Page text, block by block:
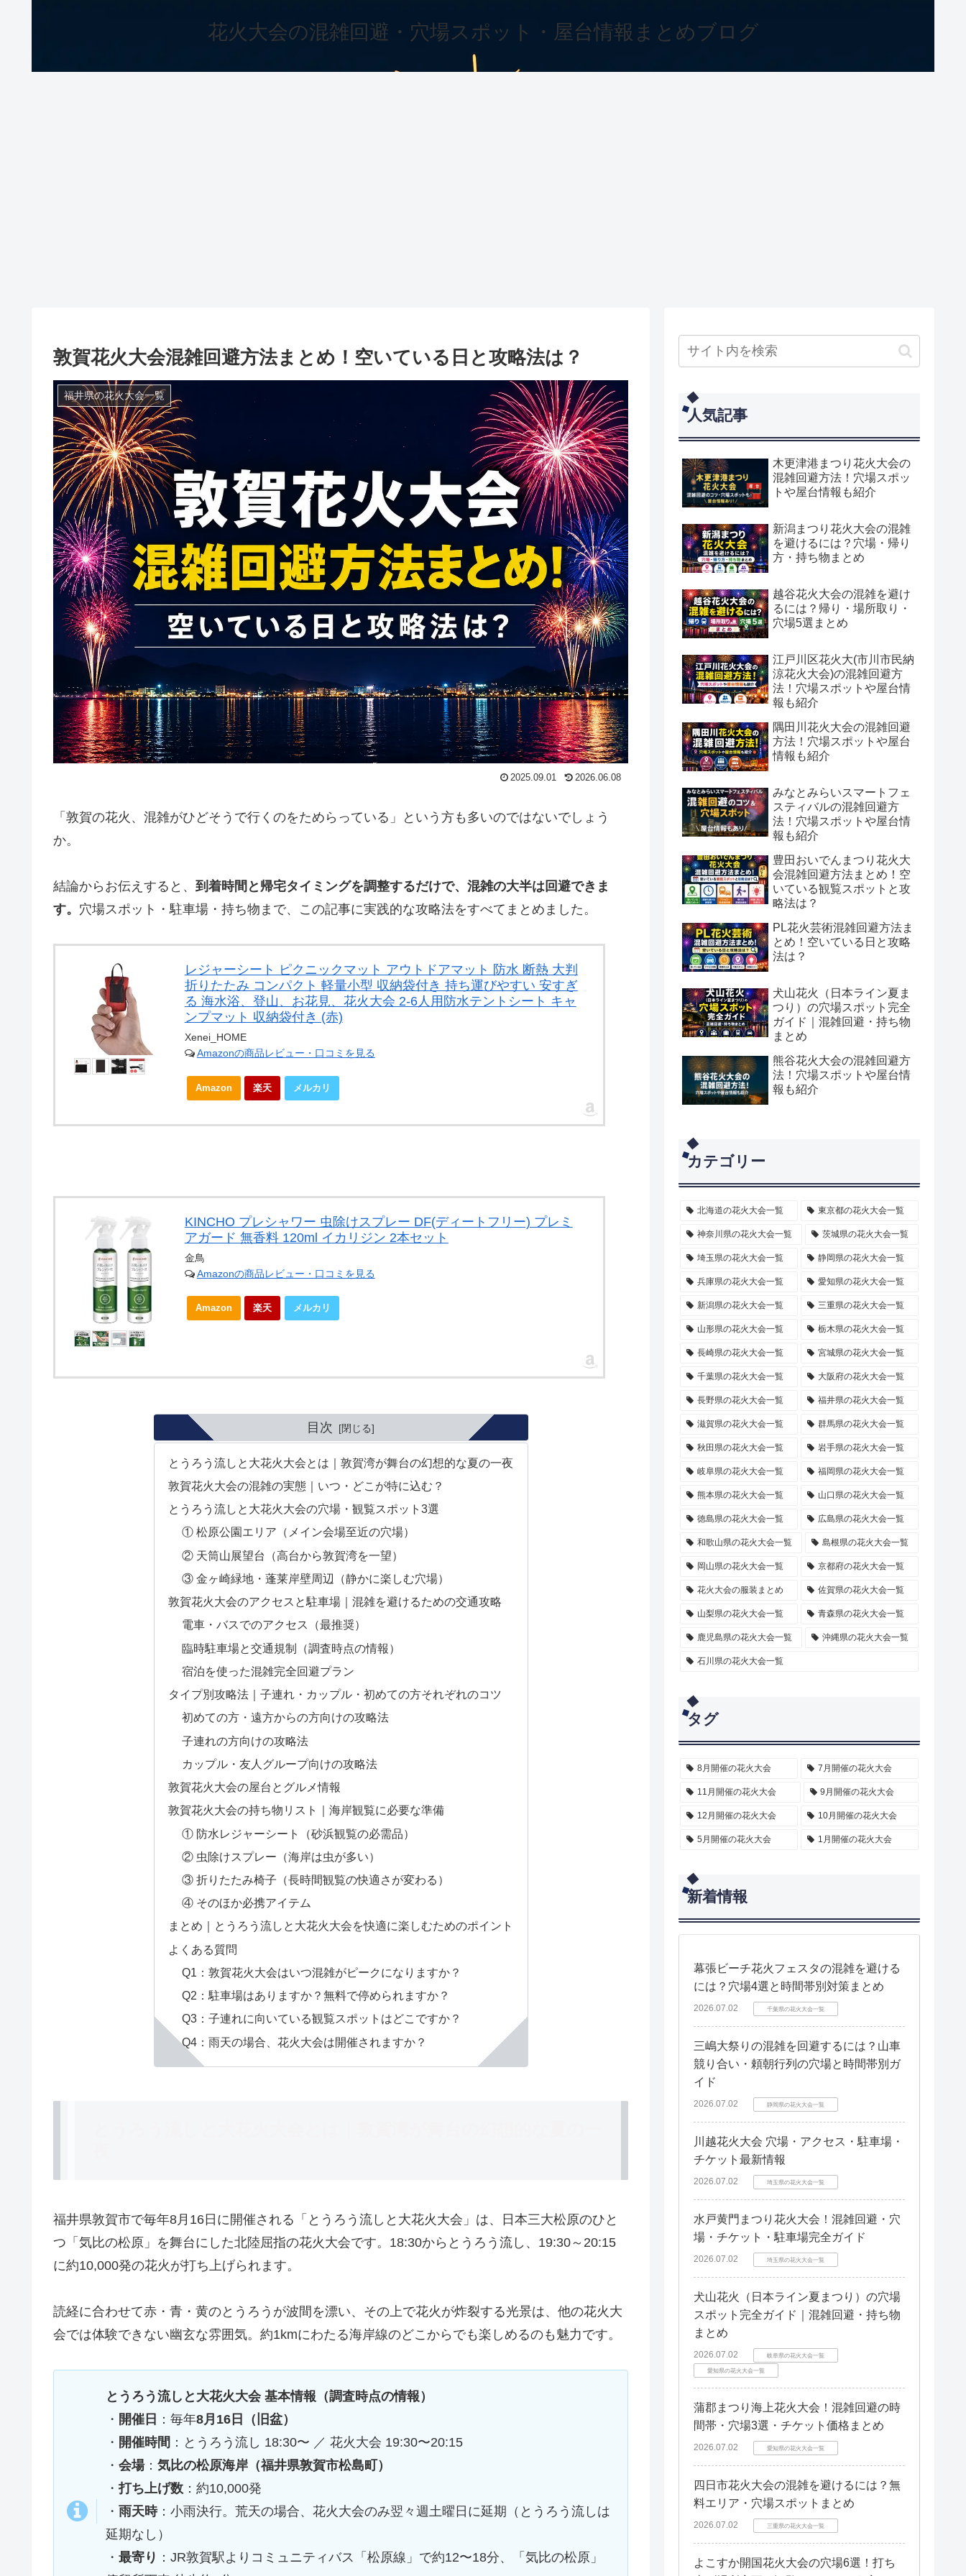
花火大会の混雑回避・穴場スポット・屋台情報まとめブログ
敦賀花火大会混雑回避方法まとめ！空いている日と攻略法は？
福井県の花火大会一覧
2025.09.01 2026.06.08
「敦賀の花火、混雑がひどそうで行くのをためらっている」という方も多いのではないでしょう
か。
結論からお伝えすると、 到着時間と帰宅タイミングを調整するだけで、混雑の大半は回避できま
す。 穴場スポット・駐車場・持ち物まで、この記事に実践的な攻略法をすべてまとめました。
レジャーシート ピクニックマット アウトドアマット 防水 断熱 大判
折りたたみ コンパクト 軽量小型 収納袋付き 持ち運びやすい 安すぎ
る 海水浴、登山、お花見、花火大会 2-6人用防水テントシート キャ
ンプマット 収納袋付き (赤)
Xenei_HOME
Amazonの商品レビュー・口コミを見る
Amazon 楽天 メルカリ
KINCHO プレシャワー 虫除けスプレー DF(ディートフリー) プレミ
アガード 無香料 120ml イカリジン 2本セット
金鳥
Amazonの商品レビュー・口コミを見る
Amazon 楽天 メルカリ
目次
とうろう流しと大花火大会とは｜敦賀湾が舞台の幻想的な夏の一夜
敦賀花火大会の混雑の実態｜いつ・どこが特に込む？
とうろう流しと大花火大会の穴場・観覧スポット3選
① 松原公園エリア（メイン会場至近の穴場）
② 天筒山展望台（高台から敦賀湾を一望）
③ 金ヶ崎緑地・蓬莱岸壁周辺（静かに楽しむ穴場）
敦賀花火大会のアクセスと駐車場｜混雑を避けるための交通攻略
電車・バスでのアクセス（最推奨）
臨時駐車場と交通規制（調査時点の情報）
宿泊を使った混雑完全回避プラン
タイプ別攻略法｜子連れ・カップル・初めての方それぞれのコツ
初めての方・遠方からの方向けの攻略法
子連れの方向けの攻略法
カップル・友人グループ向けの攻略法
敦賀花火大会の屋台とグルメ情報
敦賀花火大会の持ち物リスト｜海岸観覧に必要な準備
① 防水レジャーシート（砂浜観覧の必需品）
② 虫除けスプレー（海岸は虫が多い）
③ 折りたたみ椅子（長時間観覧の快適さが変わる）
④ そのほか必携アイテム
まとめ｜とうろう流しと大花火大会を快適に楽しむためのポイント
よくある質問
Q1：敦賀花火大会はいつ混雑がピークになりますか？
Q2：駐車場はありますか？無料で停められますか？
Q3：子連れに向いている観覧スポットはどこですか？
Q4：雨天の場合、花火大会は開催されますか？
福井県敦賀市で毎年8月16日に開催される「とうろう流しと大花火大会」は、日本三大松原のひと
つ「気比の松原」を舞台にした北陸屈指の花火大会です。18:30からとうろう流し、19:30～20:15
に約10,000発の花火が打ち上げられます。
読経に合わせて赤・青・黄のとうろうが波間を漂い、その上で花火が炸裂する光景は、他の花火大
会では体験できない幽玄な雰囲気。約1kmにわたる海岸線のどこからでも楽しめるのも魅力です。
とうろう流しと大花火大会 基本情報（調査時点の情報）
・ 開催日 ：毎年8月16日（旧盆）
・ 開催時間 ：とうろう流し 18:30〜 ／ 花火大会 19:30〜20:15
・ 会場： 気比の松原海岸（福井県敦賀市松島町）
・打ち上げ数 ：約10,000発
・ 雨天時：小雨決行。荒天の場合、花火大会のみ翌々週土曜日に延期（とうろう流しは
延期なし）
・ 最寄り ：JR敦賀駅よりコミュニティバス「松原線」で約12〜18分、「気比の松原」
人気記事
木更津港まつり花火大会の
混雑回避方法！穴場スポッ
トや屋台情報も紹介
新潟まつり花火大会の混雑
を避けるには？穴場・帰り
方・持ち物まとめ
越谷花火大会の混雑を避け
るには？帰り・場所取り・
穴場5選まとめ
江戸川区花火大(市川市民納
涼花火大会)の混雑回避方
法！穴場スポットや屋台情
報も紹介
隅田川花火大会の混雑回避
方法！穴場スポットや屋台
情報も紹介
みなとみらいスマートフェ
スティバルの混雑回避方
法！穴場スポットや屋台情
報も紹介
豊田おいでんまつり花火大
会混雑回避方法まとめ！空
いている観覧スポットと攻
略法は？
PL花火芸術混雑回避方法ま
とめ！空いている日と攻略
法は？
犬山花火（日本ライン夏ま
つり）の穴場スポット完全
ガイド｜混雑回避・持ち物
まとめ
熊谷花火大会の混雑回避方
法！穴場スポットや屋台情
報も紹介
カテゴリー
北海道の花火大会一覧 東京都の花火大会一覧
神奈川県の花火大会一覧 茨城県の花火大会一覧
埼玉県の花火大会一覧 静岡県の花火大会一覧
兵庫県の花火大会一覧 愛知県の花火大会一覧
新潟県の花火大会一覧 三重県の花火大会一覧
山形県の花火大会一覧 栃木県の花火大会一覧
長崎県の花火大会一覧 宮城県の花火大会一覧
千葉県の花火大会一覧 大阪府の花火大会一覧
長野県の花火大会一覧 福井県の花火大会一覧
滋賀県の花火大会一覧 群馬県の花火大会一覧
秋田県の花火大会一覧 岩手県の花火大会一覧
岐阜県の花火大会一覧 福岡県の花火大会一覧
熊本県の花火大会一覧 山口県の花火大会一覧
徳島県の花火大会一覧 広島県の花火大会一覧
和歌山県の花火大会一覧 島根県の花火大会一覧
岡山県の花火大会一覧 京都府の花火大会一覧
花火大会の服装まとめ 佐賀県の花火大会一覧
山梨県の花火大会一覧 青森県の花火大会一覧
鹿児島県の花火大会一覧 沖縄県の花火大会一覧
石川県の花火大会一覧
タグ
8月開催の花火大会 7月開催の花火大会
11月開催の花火大会 9月開催の花火大会
12月開催の花火大会 10月開催の花火大会
5月開催の花火大会 1月開催の花火大会
新着情報
幕張ビーチ花火フェスタの混雑を避ける
には？穴場4選と時間帯別対策まとめ
2026.07.02 千葉県の花火大会一覧
三嶋大祭りの混雑を回避するには？山車
競り合い・頼朝行列の穴場と時間帯別ガ
イド
2026.07.02 静岡県の花火大会一覧
川越花火大会 穴場・アクセス・駐車場・
チケット最新情報
2026.07.02 埼玉県の花火大会一覧
水戸黄門まつり花火大会！混雑回避・穴
場・チケット・駐車場完全ガイド
2026.07.02 埼玉県の花火大会一覧
犬山花火（日本ライン夏まつり）の穴場
スポット完全ガイド｜混雑回避・持ち物
まとめ
2026.07.02 岐阜県の花火大会一覧
愛知県の花火大会一覧
蒲郡まつり海上花火大会！混雑回避の時
間帯・穴場3選・チケット価格まとめ
2026.07.02 愛知県の花火大会一覧
四日市花火大会の混雑を避けるには？無
料エリア・穴場スポットまとめ
2026.07.02 三重県の花火大会一覧
よこすか開国花火大会の穴場6選！打ち